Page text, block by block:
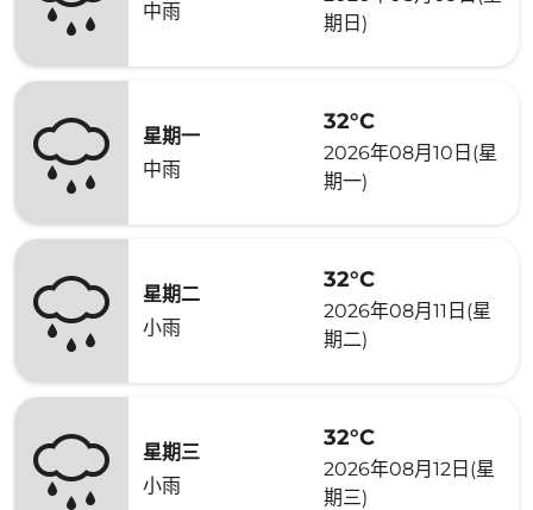
中雨
期日)
星期一
中雨
32°C
2026年08月10日(星
期一)
星期二
小雨
32°C
2026年08月11日(星
期二)
星期三
小雨
32°C
2026年08月12日(星
期三)